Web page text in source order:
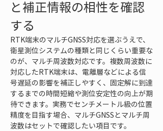
と補正情報の相性を確認
する
RTK端末のマルチGNSS対応を選ぶうえで、
衛星測位システムの種類と同じくらい重要な
のが、マルチ周波数対応です。複数周波数に
対応したRTK端末は、電離層などによる信
号遅延の影響を補正しやすく、固定解に到達
するまでの時間短縮や測位安定性の向上が期
待できます。実務でセンチメートル級の位置
精度を目指す場合、マルチGNSSとマルチ周
波数はセットで確認したい項目です。